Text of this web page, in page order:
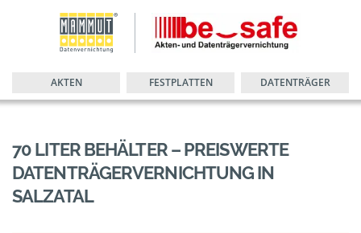
AKTEN FESTPLATTEN DATENTRÄGER
70 LITER BEHÄLTER – PREISWERTE
DATENTRÄGERVERNICHTUNG IN
SALZATAL